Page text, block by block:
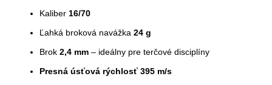
Kaliber 16/70
Ľahká broková navážka 24 g
Brok 2,4 mm – ideálny pre terčové disciplíny
Presná úsťová rýchlosť 395 m/s